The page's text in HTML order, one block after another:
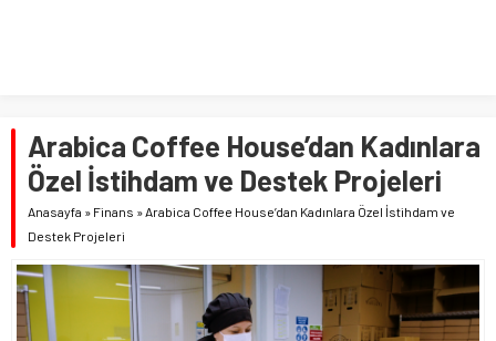
Arabica Coffee House’dan Kadınlara
Özel İstihdam ve Destek Projeleri
Anasayfa » Finans »Arabica Coffee House’dan Kadınlara Özel İstihdam ve
Destek Projeleri